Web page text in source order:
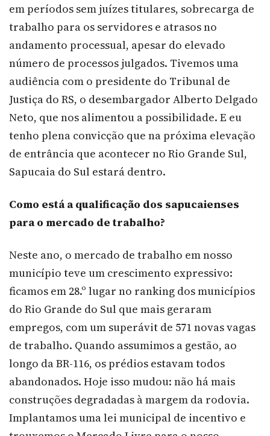
em períodos sem juízes titulares, sobrecarga de
trabalho para os servidores e atrasos no
andamento processual, apesar do elevado
número de processos julgados. Tivemos uma
audiência com o presidente do Tribunal de
Justiça do RS, o desembargador Alberto Delgado
Neto, que nos alimentou a possibilidade. E eu
tenho plena convicção que na próxima elevação
de entrância que acontecer no Rio Grande Sul,
Sapucaia do Sul estará dentro.
Como está a qualificação dos sapucaienses
para o mercado de trabalho?
Neste ano, o mercado de trabalho em nosso
município teve um crescimento expressivo:
ficamos em 28.º lugar no ranking dos municípios
do Rio Grande do Sul que mais geraram
empregos, com um superávit de 571 novas vagas
de trabalho. Quando assumimos a gestão, ao
longo da BR-116, os prédios estavam todos
abandonados. Hoje isso mudou: não há mais
construções degradadas à margem da rodovia.
Implantamos uma lei municipal de incentivo e